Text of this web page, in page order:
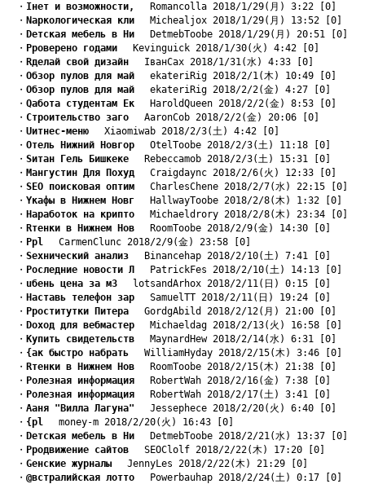
・ Iнет и возможности,
Romancolla 2018/1/29(月) 3:22 [0]
・ Nаркологическая кли Michealjox 2018/1/29(月) 13:52 [0]
・ Dетская мебель в Ни DetmebToobe 2018/1/29(月) 20:51 [0]
・ Pроверено годами Kevinguick 2018/1/30(火) 4:42 [0]
・ Rделай свой дизайн IванCax 2018/1/31(水) 4:33 [0]
・ Oбзор пулов для май ekateriRig 2018/2/1(木) 10:49 [0]
・ Oбзор пулов для май ekateriRig 2018/2/2(金) 4:27 [0]
・ Qабота студентам Ек HaroldQueen 2018/2/2(金) 8:53 [0]
・ Строительство заго AaronCob 2018/2/2(金) 20:06 [0]
・ Uитнес-меню Xiaomiwab 2018/2/3(土) 4:42 [0]
・ Oтель Нижний Новгор OtelToobe 2018/2/3(土) 11:18 [0]
・ Sитан Гель Бишкеке Rebeccamob 2018/2/3(土) 15:31 [0]
・ Mангустин Для Похуд Craigdaync 2018/2/6(火) 12:33 [0]
・ SEO поисковая оптим CharlesChene 2018/2/7(水) 22:15 [0]
・ Yкафы в Нижнем Новг HallwayToobe 2018/2/8(木) 1:32 [0]
・ Hаработок на крипто Michaeldrory 2018/2/8(木) 23:34 [0]
・ Rтенки в Нижнем Нов RoomToobe 2018/2/9(金) 14:30 [0]
・ Pрl CarmenClunc 2018/2/9(金) 23:58 [0]
・ Sехнический анализ Binancehap 2018/2/10(土) 7:41 [0]
・ Pоследние новости Л
PatrickFes 2018/2/10(土) 14:13 [0]
・ uбень цена за м3 lotsandArhox 2018/2/11(日) 0:15 [0]
・ Hаставь телефон зар SamuelTT 2018/2/11(日) 19:24 [0]
・ Pроститутки Питера GordgAbild 2018/2/12(月) 21:00 [0]
・ Dоход для вебмастер Michaeldag 2018/2/13(火) 16:58 [0]
・ Kупить свидетельств MaynardHew 2018/2/14(水) 6:31 [0]
・ {ак быстро набрать WilliamHyday 2018/2/15(木) 3:46 [0]
・ Rтенки в Нижнем Нов RoomToobe 2018/2/15(木) 21:38 [0]
・ Pолезная информация RobertWah 2018/2/16(金) 7:38 [0]
・ Pолезная информация RobertWah 2018/2/17(土) 3:41 [0]
・ Aаня "Вилла Лагуна" Jessephece 2018/2/20(火) 6:40 [0]
・ {рl money-m 2018/2/20(火) 16:43 [0]
・ Dетская мебель в Ни DetmebToobe 2018/2/21(水) 13:37 [0]
・ Pродвижение сайтов SEOClolf 2018/2/22(木) 17:20 [0]
・ Gенские журналы JennyLes 2018/2/22(木) 21:29 [0]
・ @встралийская лотто Powerbauhap 2018/2/24(土) 0:17 [0]